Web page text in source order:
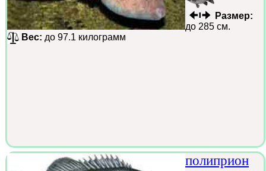
Размер:
до 285 см.
Вес: до 97.1 килограмм
полиприон